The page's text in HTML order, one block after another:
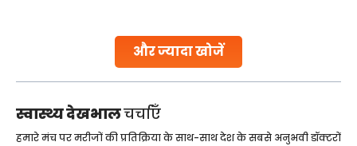
और ज्यादा खोजें
Studies, such as one published
स्वास्थ्य देखभालचर्चाएँ
हमारे मंच पर मरीजों की प्रतिक्रिया के साथ-साथ देश के सबसे अनुभवी डॉक्टरों